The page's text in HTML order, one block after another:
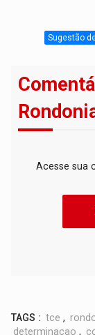
Sugestão
Acesse sua
TAGS : tce ,
determinaçao ,